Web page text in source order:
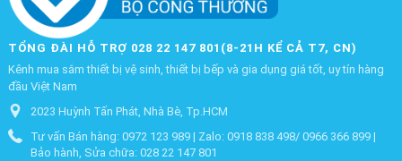
TỔNG ĐÀI HỖ TRỢ 028 22 147 801(8-21H KỂ CẢ T7, CN)
Kênh mua sắm thiết bị vệ sinh, thiết bị bếp và gia dụng giá tốt, uy tín hàng
đầu Việt Nam
2023 Huỳnh Tấn Phát, Nhà Bè, Tp.HCM
Tư vấn Bán hàng: 0972 123 989 | Zalo: 0918 838 498/ 0966 366 899 |
Bảo hành, Sửa chữa: 028 22 147 801